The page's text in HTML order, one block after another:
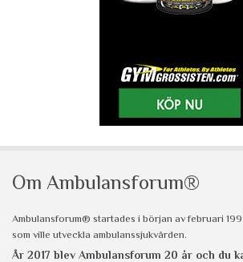
Om Ambulansforum®
Ambulansforum® startades i början av februari
som ville utveckla ambulanssjukvården.
År 2017 blev Ambulansforum 20 år och du